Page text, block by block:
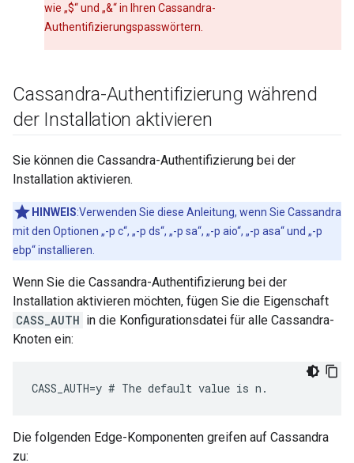
wie „$“ und „&“ in Ihren Cassandra-
Authentifizierungspasswörtern.
Cassandra-Authentifizierung während
der Installation aktivieren
Sie können die Cassandra-Authentifizierung bei der
Installation aktivieren.
HINWEIS:Verwenden Sie diese Anleitung, wenn Sie Cassandra
mit den Optionen „-p c“, „-p ds“, „-p sa“, „-p aio“, „-p asa“ und „-p
ebp“ installieren.
Wenn Sie die Cassandra-Authentifizierung bei der
Installation aktivieren möchten, fügen Sie die Eigenschaft
CASS_AUTH in die Konfigurationsdatei für alle Cassandra-
Knoten ein:
CASS_AUTH=y # The default value is n.
Die folgenden Edge-Komponenten greifen auf Cassandra
zu: